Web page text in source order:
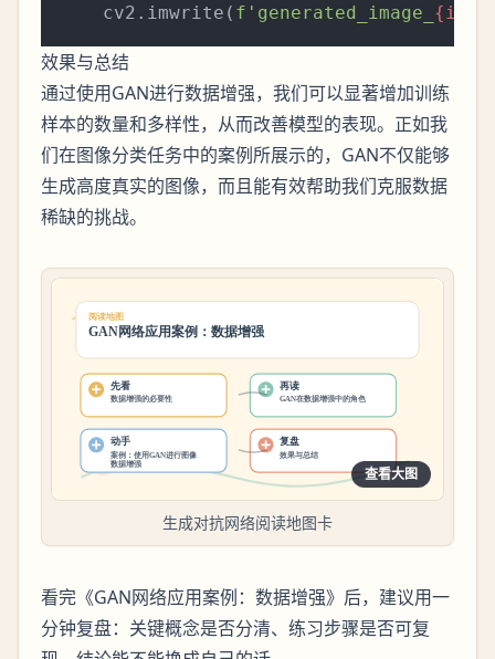
    cv2.imwrite(
f'generated_image_ {i}
效果与总结
通过使用GAN进行数据增强，我们可以显著增加训练
样本的数量和多样性，从而改善模型的表现。正如我
们在图像分类任务中的案例所展示的，GAN不仅能够
生成高度真实的图像，而且能有效帮助我们克服数据
稀缺的挑战。
查看大图
生成对抗网络阅读地图卡
看完《GAN网络应用案例：数据增强》后，建议用一
分钟复盘：关键概念是否分清、练习步骤是否可复